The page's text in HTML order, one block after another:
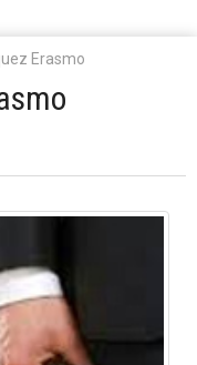
Erasmo